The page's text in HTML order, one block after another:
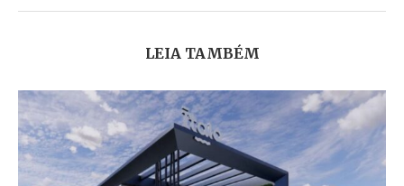
LEIA TAMBÉM